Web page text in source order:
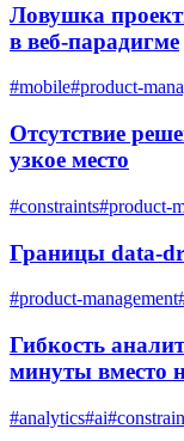
Ловушка
в веб-парадигме
#mobile#product-
Отсутствие
узкое место
#constraints#product-
Границы data-
#product-management
Гибкость
минуты вместо
#analytics#ai#